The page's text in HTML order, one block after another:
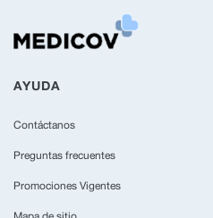
AYUDA
Contáctanos
Preguntas frecuentes
Promociones Vigentes